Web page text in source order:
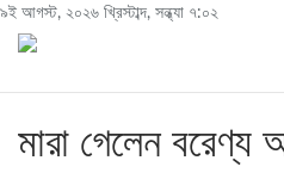
৯ই আগস্ট, ২০২৬ খ্রিস্টাব্দ, সন্ধ্যা ৭:০২
মারা গেলেন বরেণ্য